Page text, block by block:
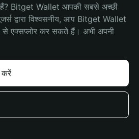
Bitget Wallet आपकी सबसे अच्छी
द्वारा विश्वसनीय, आप Bitget Wallet
एक्सप्लोर कर सकते हैं। अभी अपनी
करें